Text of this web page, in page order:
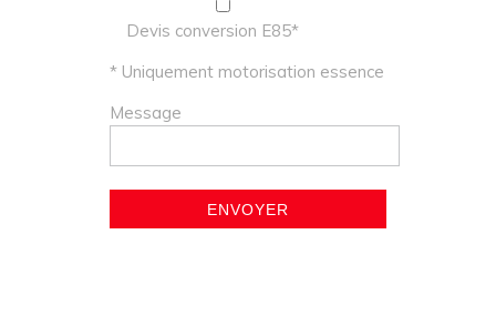
Devis conversion E85*
* Uniquement motorisation essence
Message